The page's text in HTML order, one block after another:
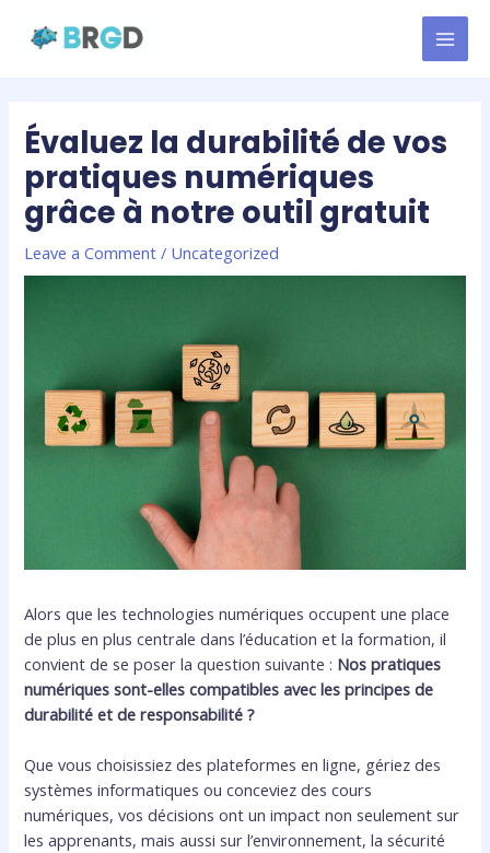
Évaluez la durabilité de vos
pratiques numériques
grâce à notre outil gratuit
Leave a Comment / Uncategorized
Alors que les technologies numériques occupent une place
de plus en plus centrale dans l’éducation et la formation, il
convient de se poser la question suivante : Nos pratiques
numériques sont-elles compatibles avec les principes de
durabilité et de responsabilité ?
Que vous choisissiez des plateformes en ligne, gériez des
systèmes informatiques ou conceviez des cours
numériques, vos décisions ont un impact non seulement sur
les apprenants, mais aussi sur l’environnement, la sécurité